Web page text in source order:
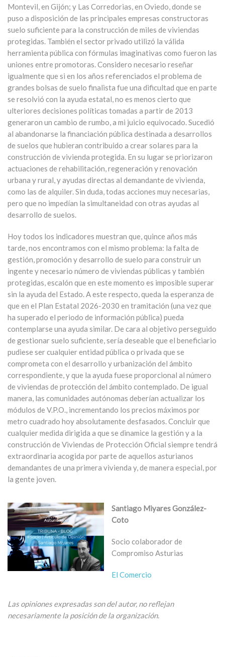
Montevil, en Gijón; y Las Corredorias, en Oviedo, donde se
puso a disposición de las principales empresas constructoras
suelo suficiente para la construcción de miles de viviendas
protegidas. También el sector privado utilizó la válida
herramienta pública con fórmulas imaginativas como fueron las
uniones entre promotoras. Considero necesario reseñar
igualmente que si en los años referenciados el problema de
grandes bolsas de suelo finalista fue una dificultad que en parte
se resolvió con la ayuda estatal, no es menos cierto que
ulteriores decisiones políticas tomadas a partir de 2013
generaron un cambio de rumbo, a mi juicio equivocado. Sucedió
al abandonarse la financiación pública destinada a desarrollos
de suelos que hubieran contribuido a crear solares para la
construcción de vivienda protegida. En su lugar se priorizaron
actuaciones de rehabilitación, regeneración y renovación
urbana y rural, y ayudas directas al demandante de vivienda,
como las de alquiler. Sin duda, todas acciones muy necesarias,
pero que no impedían la simultaneidad con otras ayudas al
desarrollo de suelos.
Hoy todos los indicadores muestran que, quince años más
tarde, nos encontramos con el mismo problema: la falta de
gestión, promoción y desarrollo de suelo para construir un
ingente y necesario número de viviendas públicas y también
protegidas, escalón que en este momento es imposible superar
sin la ayuda del Estado. A este respecto, queda la esperanza de
que en el Plan Estatal 2026-2030 en tramitación (una vez que
ha superado el periodo de información pública) pueda
contemplarse una ayuda similar. De cara al objetivo perseguido
de gestionar suelo suficiente, sería deseable que el beneficiario
pudiese ser cualquier entidad pública o privada que se
comprometa con el desarrollo y urbanización del ámbito
correspondiente, y que la ayuda fuese proporcional al número
de viviendas de protección del ámbito contemplado. De igual
manera, las comunidades autónomas deberían actualizar los
módulos de V.P.O., incrementando los precios máximos por
metro cuadrado hoy absolutamente desfasados. Concluir que
cualquier medida dirigida a que se dinamice la gestión y a la
construcción de Viviendas de Protección Oficial siempre tendrá
extraordinaria acogida por parte de aquellos asturianos
demandantes de una primera vivienda y, de manera especial, por
la gente joven.
Santiago Miyares González-
Coto
Socio colaborador de
Compromiso Asturias
El Comercio
Las opiniones expresadas son del autor, no reflejan
necesariamente la posición de la organización.